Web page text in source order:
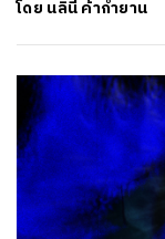
โดย นลินี ค้ากำยาน